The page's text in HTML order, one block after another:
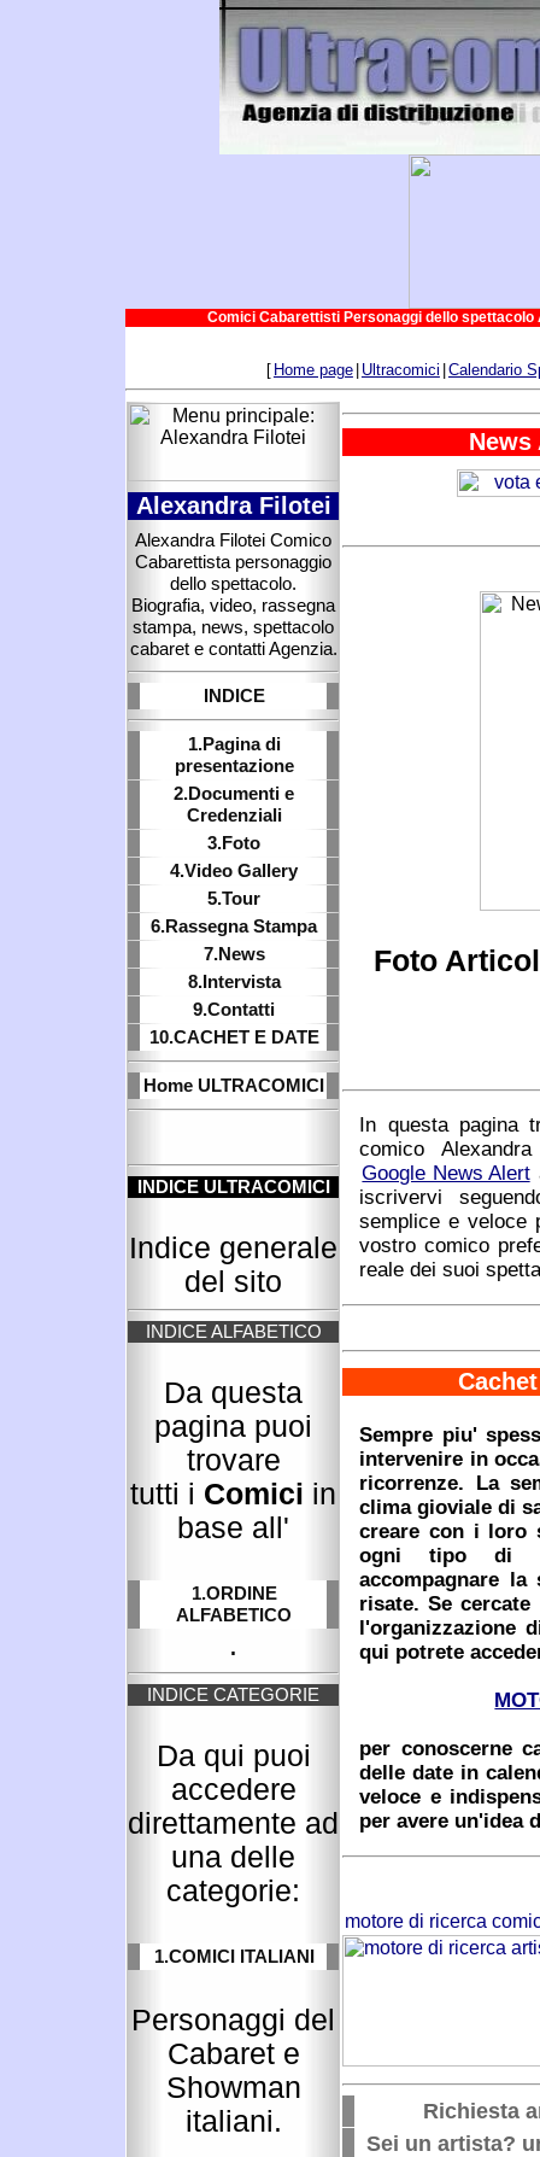
Comici Cabarettisti Personaggi dello spettacolo
[ Home page Ultracomici Calendario
Alexandra Filotei
Alexandra Filotei Comico
Cabarettista personaggio
dello spettacolo.
Biografia, video, rassegna
stampa, news, spettacolo
cabaret e contatti Agenzia.
INDICE
1.Pagina di
presentazione
2.Documenti e
Credenziali
3.Foto
4.Video Gallery
5.Tour
6.Rassegna Stampa
7.News
8.Intervista
9.Contatti
10.CACHET E DATE
Home ULTRACOMICI
INDICE ULTRACOMICI
Indice generale
del sito
INDICE ALFABETICO
Da questa
pagina puoi
trovare
tutti i Comici in
base all'
1.ORDINE
ALFABETICO
.
INDICE CATEGORIE
Da qui puoi
accedere
direttamente ad
una delle
categorie:
1.COMICI ITALIANI
Personaggi del
Cabaret e
Showman
italiani.
Foto
In questa pagina
comico
Google News Alert
iscrivervi
semplice e veloce
vostro comico
reale dei suoi
Sempre piu'
intervenire in
ricorrenze. La
clima gioviale di
creare con i loro
ogni tipo di
accompagnare
risate. Se
l'organizzazione
qui potrete
per conoscerne
delle date in
veloce e
per avere un'idea
Richiesta
Sei un artista?